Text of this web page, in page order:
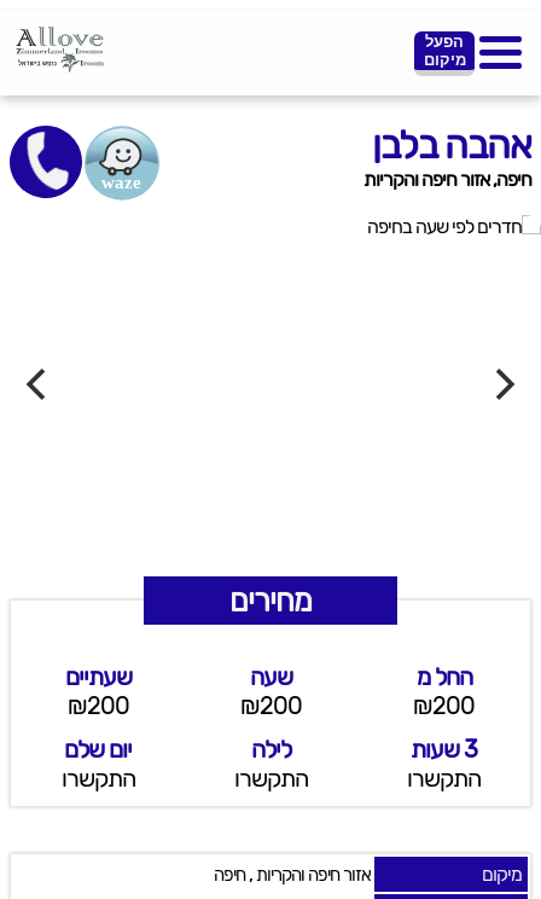
הפעל
מיקום
אהבה בלבן
חיפה, אזור חיפה והקריות
מחירים
החל מ
₪200
שעה
₪200
שעתיים
₪200
3 שעות
התקשרו
לילה
התקשרו
יום שלם
התקשרו
מיקום אזור חיפה והקריות,חיפה